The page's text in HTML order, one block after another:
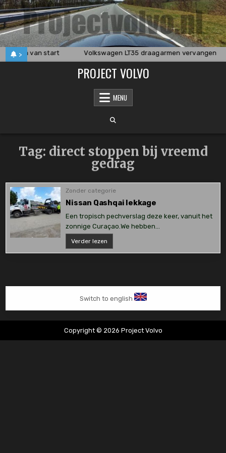
Skip
to
content
> van start Volkswagen LT35 draagarmen vervangen
PROJECT VOLVO
MENU
Tag: direct stoppen bij vreemd
gedrag
Zonder categorie
Nissan Qashqai lekkage
Een tropisch pechverslag deze keer, vanuit het
zonnige Curaçao.We hebben…
Verder lezen
Qashqai
lekkage
Switch to english
Copyright © 2026 Project Volvo